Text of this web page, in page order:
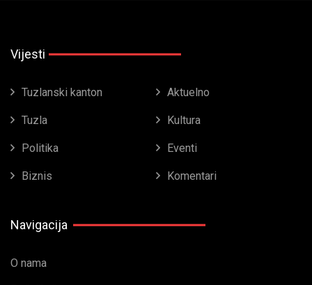
Vijesti
Tuzlanski kanton Aktuelno
Tuzla Kultura
Politika Eventi
Biznis Komentari
Navigacija
O nama